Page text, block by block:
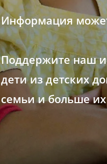
Информация
Поддержите наш
дети из детских
семьи и больше